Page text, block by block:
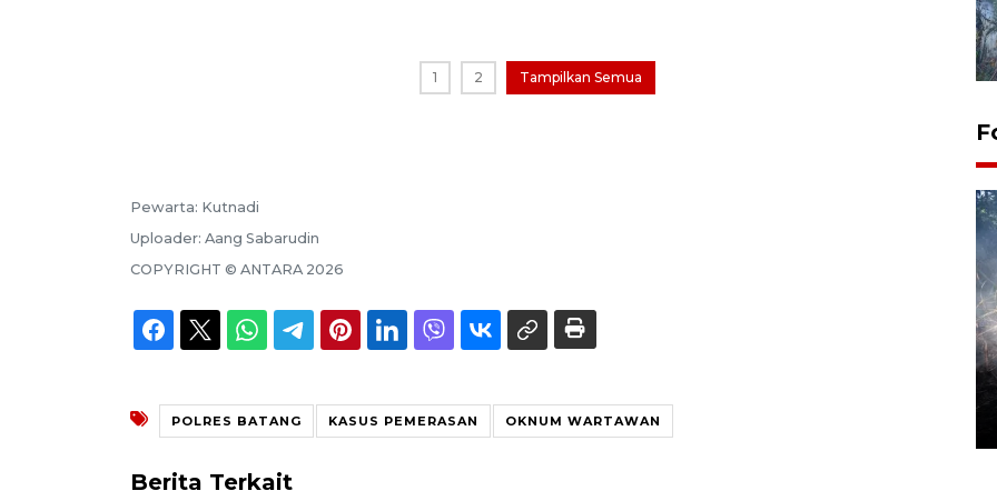
1 2 Tampilkan Semua
Pewarta: Kutnadi
Uploader: Aang Sabarudin
COPYRIGHT © ANTARA 2026
POLRES BATANG KASUS PEMERASAN OKNUM WARTAWAN
Berita Terkait
15 June 2026 11:15 WIB